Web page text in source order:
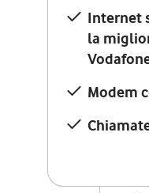
Internet
la
Modem
12